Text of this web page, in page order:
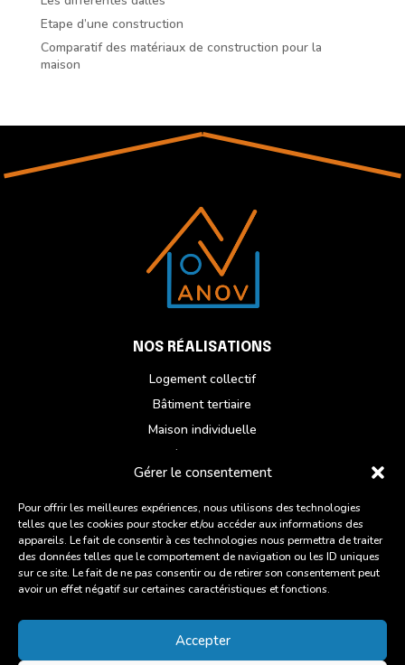
Gérer le consentement
Pour offrir les meilleures expériences, nous utilisons des technologies
telles que les cookies pour stocker et/ou accéder aux informations des
appareils. Le fait de consentir à ces technologies nous permettra de traiter
des données telles que le comportement de navigation ou les ID uniques
sur ce site. Le fait de ne pas consentir ou de retirer son consentement peut
avoir un effet négatif sur certaines caractéristiques et fonctions.
Accepter
Etape d’une construction
Comparatif des matériaux de construction pour la
maison
NOS RÉALISATIONS
Logement collectif
Bâtiment tertiaire
Maison individuelle
Réhabilitation
Du lundi au vendredi
ZI des Chatelets, 6 Rue des Artisans,
22960 Plédran